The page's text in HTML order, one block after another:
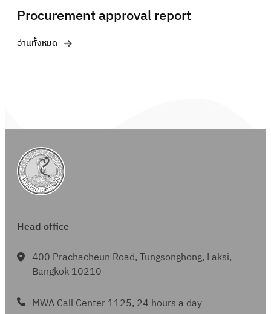
Procurement approval report
อ่านทั้งหมด
Head office
400 Prachacheun Road, Tungsonghong, Laksi,
Bangkok 10210
MWA Call Center 1125, 24 hours a day